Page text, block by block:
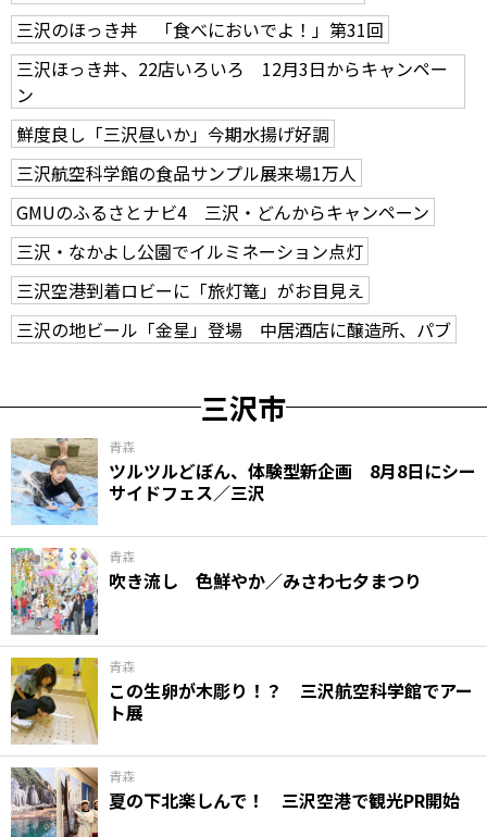
三沢のほっき丼 「食べにおいでよ！」第31回
三沢ほっき丼、22店いろいろ 12月3日からキャンペー
ン
鮮度良し「三沢昼いか」今期水揚げ好調
三沢航空科学館の食品サンプル展来場1万人
GMUのふるさとナビ4 三沢・どんからキャンペーン
三沢・なかよし公園でイルミネーション点灯
三沢空港到着ロビーに「旅灯篭」がお目見え
三沢の地ビール「金星」登場 中居酒店に醸造所、パブ
三沢市
青森
ツルツルどぼん、体験型新企画 8月8日にシー
サイドフェス／三沢
青森
吹き流し 色鮮やか／みさわ七夕まつり
青森
この生卵が木彫り！？ 三沢航空科学館でアー
ト展
青森
夏の下北楽しんで！ 三沢空港で観光PR開始